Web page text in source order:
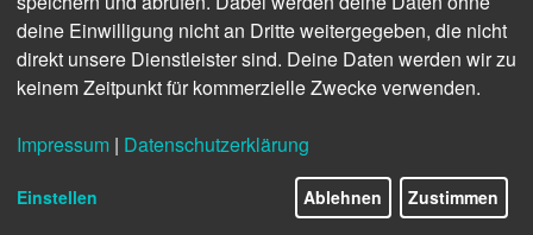
deine Einwilligung nicht an Dritte weitergegeben, die nicht
direkt unsere Dienstleister sind. Deine Daten werden wir zu
keinem Zeitpunkt für kommerzielle Zwecke verwenden.
Impressum | Datenschutzerklärung
Einstellen Ablehnen Zustimmen